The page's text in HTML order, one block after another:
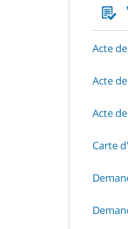
Acte
Acte
Acte
Carte